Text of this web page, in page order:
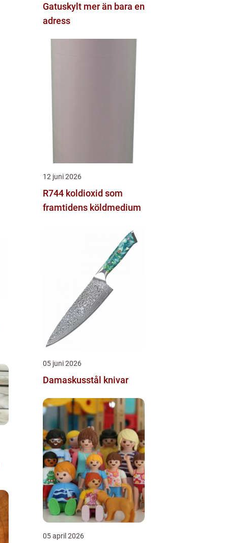
Gatuskylt mer än bara en
adress
12 juni 2026
R744 koldioxid som
framtidens köldmedium
05 juni 2026
Damaskusstål knivar
05 april 2026